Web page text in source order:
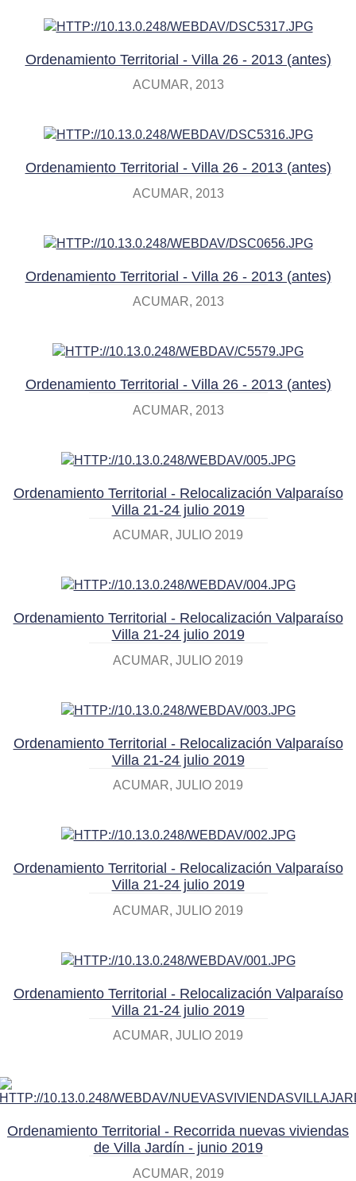
Ordenamiento Territorial - Villa 26 - 2013 (antes)
ACUMAR 2013
Ordenamiento Territorial - Villa 26 - 2013 (antes)
ACUMAR 2013
Ordenamiento Territorial - Villa 26 - 2013 (antes)
ACUMAR 2013
Ordenamiento Territorial - Villa 26 - 2013 (antes)
ACUMAR 2013
Ordenamiento Territorial - Relocalización Valparaíso
Villa 21-24 julio 2019
ACUMAR JULIO 2019
Ordenamiento Territorial - Relocalización Valparaíso
Villa 21-24 julio 2019
ACUMAR JULIO 2019
Ordenamiento Territorial - Relocalización Valparaíso
Villa 21-24 julio 2019
ACUMAR JULIO 2019
Ordenamiento Territorial - Relocalización Valparaíso
Villa 21-24 julio 2019
ACUMAR JULIO 2019
Ordenamiento Territorial - Relocalización Valparaíso
Villa 21-24 julio 2019
ACUMAR JULIO 2019
Ordenamiento Territorial - Recorrida nuevas viviendas
de Villa Jardín - junio 2019
ACUMAR 2019